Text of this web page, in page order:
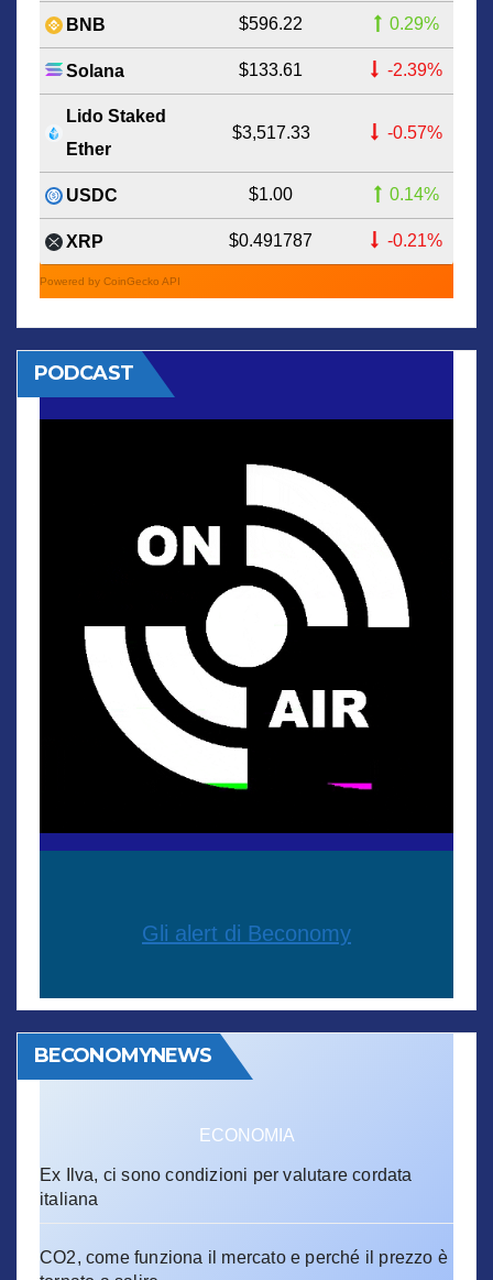
BNB $596.22 0.29%
Solana $133.61 -2.39%
Lido Staked
Ether
$3,517.33 -0.57%
USDC $1.00 0.14%
XRP $0.491787 -0.21%
Powered by CoinGecko API
PODCAST
Gli alert di Beconomy
BECONOMYNEWS
ECONOMIA
Ex Ilva, ci sono condizioni per valutare cordata
italiana
CO2, come funziona il mercato e perché il prezzo è